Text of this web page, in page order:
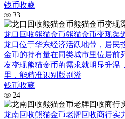
钱币收藏
33
龙口回收熊猫金币熊猫金币变现渠
龙口位于华东经济活跃地带，居民
金币的持有量在同类城市里位居前
友变现熊猫金币的需求就明显升温
里，能精准识别版别溢
钱币收藏
24
龙南回收熊猫金币老牌回收商行实